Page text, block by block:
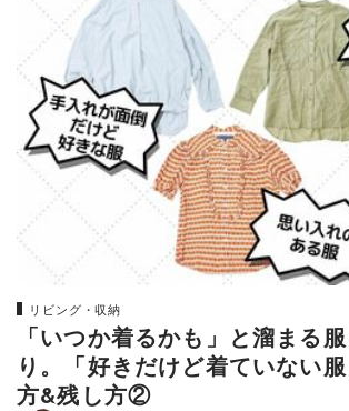
リビング・収納
「いつか着るかも」と溜まる
り。「好きだけど着ていない
方&残し方②